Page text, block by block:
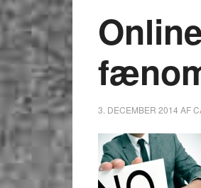
3. DECEMBER 2014 AF